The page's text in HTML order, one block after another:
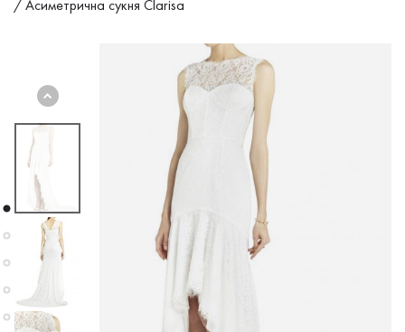
/Асиметрична сукня Clarisa